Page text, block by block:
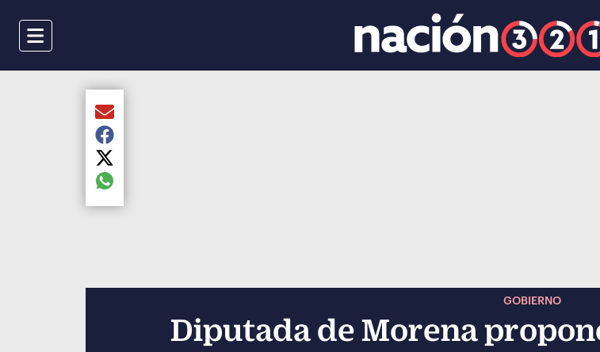
Menu
GOBIERNO
Diputada de Morena
Compartir el artículo actual mediante Email
Compartir el artículo actual mediante Facebook
Compartir el artículo actual mediante Twitter
Compartir el artículo actual mediante global.social-whatsapp